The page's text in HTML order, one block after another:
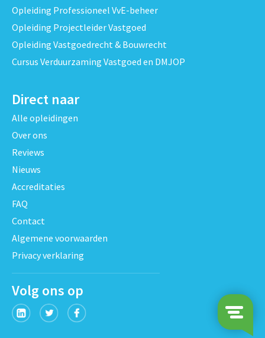
Opleiding Professioneel VvE-beheer
Opleiding Projectleider Vastgoed
Opleiding Vastgoedrecht & Bouwrecht
Cursus Verduurzaming Vastgoed en DMJOP
Direct naar
Alle opleidingen
Over ons
Reviews
Nieuws
Accreditaties
FAQ
Contact
Algemene voorwaarden
Privacy verklaring
Volg ons op